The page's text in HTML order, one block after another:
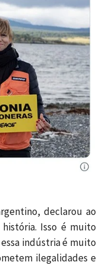
declarou ao
Isso é muito
indústria é muito
ilegalidades e